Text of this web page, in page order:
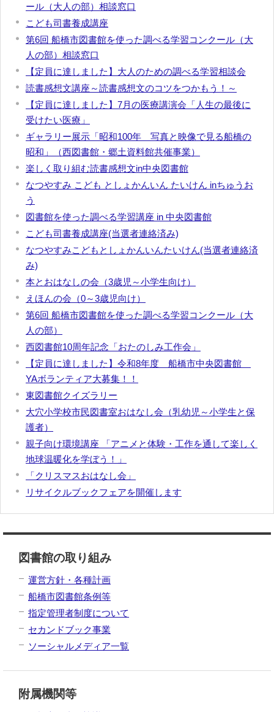
ール（大人の部）相談窓口
こども司書養成講座
第6回 船橋市図書館を使った調べる学習コンクール（大
人の部）相談窓口
【定員に達しました】大人のための調べる学習相談会
読書感想文講座～読書感想文のコツをつかもう！～
【定員に達しました】7月の医療講演会「人生の最後に
受けたい医療」
ギャラリー展示「昭和100年 写真と映像で見る船橋の
昭和」（西図書館・郷土資料館共催事業）
楽しく取り組む読書感想文in中央図書館
なつやすみ こども としょかんいん たいけん inちゅうお
う
図書館を使った調べる学習講座 in 中央図書館
こども司書養成講座(当選者連絡済み)
なつやすみこどもとしょかんいんたいけん(当選者連絡済
み)
本とおはなしの会（3歳児～小学生向け）
えほんの会（0～3歳児向け）
第6回 船橋市図書館を使った調べる学習コンクール（大
人の部）
西図書館10周年記念「おたのしみ工作会」
【定員に達しました】令和8年度 船橋市中央図書館
YAボランティア大募集！！
東図書館クイズラリー
大穴小学校市民図書室おはなし会（乳幼児～小学生と保
護者）
親子向け環境講座 「アニメと体験・工作を通して楽しく
地球温暖化を学ぼう！」
「クリスマスおはなし会」
リサイクルブックフェアを開催します
図書館の取り組み
運営方針・各種計画
船橋市図書館条例等
指定管理者制度について
セカンドブック事業
ソーシャルメディア一覧
附属機関等